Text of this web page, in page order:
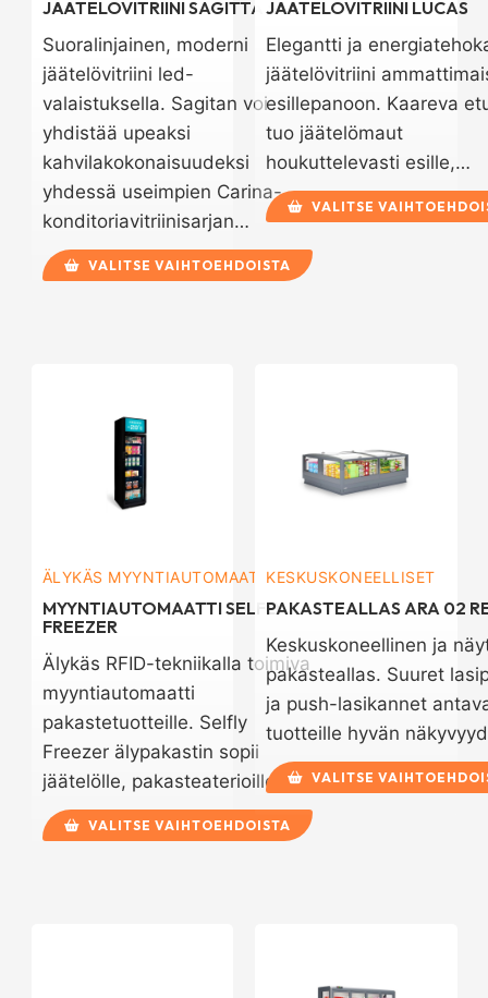
JÄÄTELÖVITRIINI SAGITTA SQR
Suoralinjainen, moderni
jäätelövitriini led-
valaistuksella. Sagitan voi
yhdistää upeaksi
kahvilakokonaisuudeksi
yhdessä useimpien Carina-
konditoriavitriinisarjan…
VALITSE VAIHTOEHDOISTA
JÄÄTELÖVITRIINI LUCAS
Elegantti ja
jäätelövitriini
esillepanoon. Kaareva
tuo jäätelömaut
houkuttelevasti esille,…
VALITSE
ÄLYKÄS MYYNTIAUTOMAATTI
MYYNTIAUTOMAATTI SELFLY
FREEZER
Älykäs RFID-tekniikalla toimiva
myyntiautomaatti
pakastetuotteille. Selfly
Freezer älypakastin sopii
jäätelölle, pakasteaterioille ja…
VALITSE VAIHTOEHDOISTA
KESKUSKONEELLISET
PAKASTEALLAS ARA 02
Keskuskoneellinen ja
pakasteallas. Suuret
ja push-lasikannet
tuotteille hyvän
VALITSE